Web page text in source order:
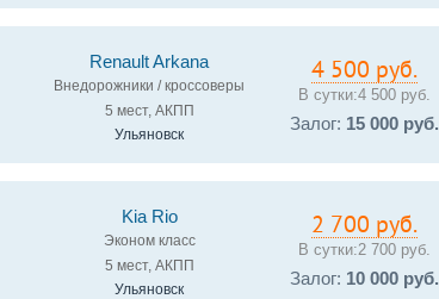
Renault Arkana
Внедорожники / кроссоверы
5 мест, АКПП
Ульяновск
4 500 руб.
В сутки:4 500 руб.
Залог: 15 000 руб.
Kia Rio
Эконом класс
5 мест, АКПП
Ульяновск
2 700 руб.
В сутки:2 700 руб.
Залог: 10 000 руб.